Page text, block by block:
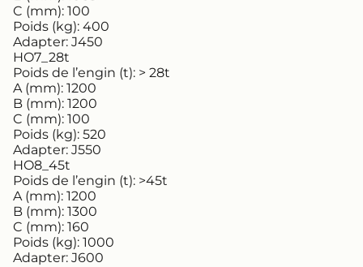
C (mm): 100
Poids (kg): 400
Adapter: J450
HO7_28t
Poids de l’engin (t): > 28t
A (mm): 1200
B (mm): 1200
C (mm): 100
Poids (kg): 520
Adapter: J550
HO8_45t
Poids de l’engin (t): >45t
A (mm): 1200
B (mm): 1300
C (mm): 160
Poids (kg): 1000
Adapter: J600